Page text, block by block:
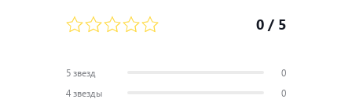
0 / 5
5 звезд
0
4 звезды
0